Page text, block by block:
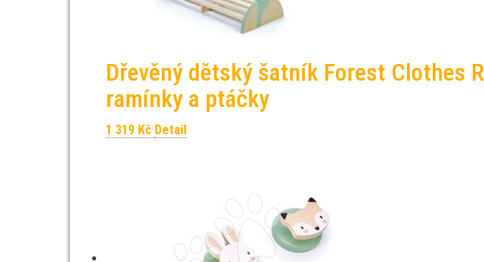
Dřevěný dětský šatník Forest Clothes
ramínky a ptáčky
1 319 Kč Detail